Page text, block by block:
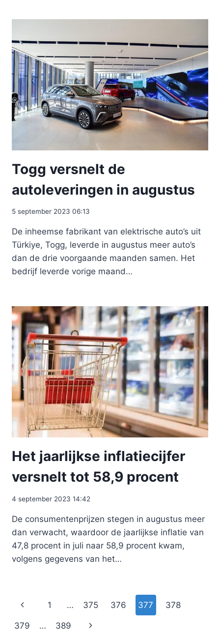
Togg versnelt de
autoleveringen in augustus
5 september 2023 06:13
De inheemse fabrikant van elektrische auto’s uit
Türkiye, Togg, leverde in augustus meer auto’s
dan de drie voorgaande maanden samen. Het
bedrijf leverde vorige maand…
Het jaarlijkse inflatiecijfer
versnelt tot 58,9 procent
4 september 2023 14:42
De consumentenprijzen stegen in augustus meer
dan verwacht, waardoor de jaarlijkse inflatie van
47,8 procent in juli naar 58,9 procent kwam,
volgens gegevens van het…
Paginanavigatie
Vorige
pagina
1 … 375 376 377 378
379 … 389 Volgende